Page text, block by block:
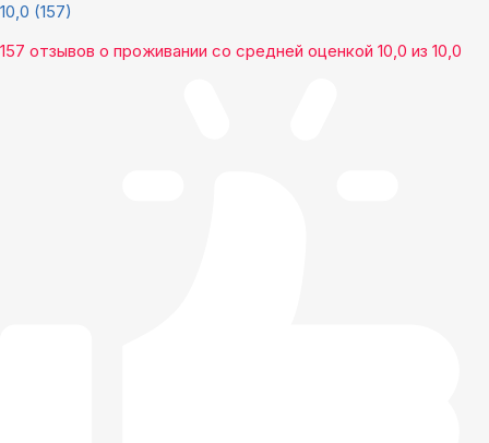
10,0 (157)
157 отзывов о проживании со средней оценкой 10,0 из 10,0